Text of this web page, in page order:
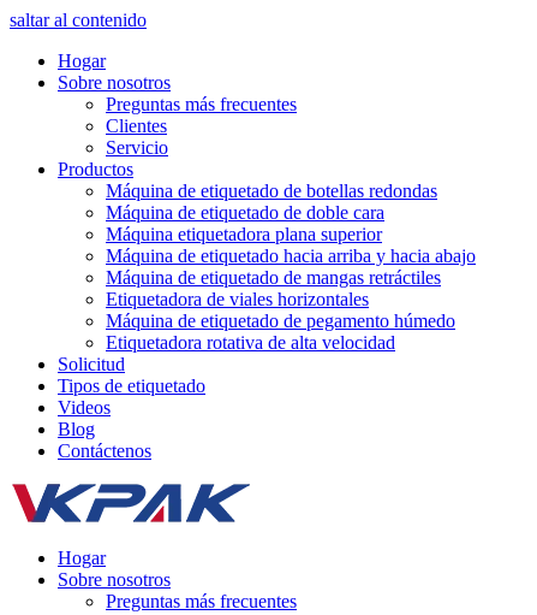
saltar al contenido
Hogar
Sobre nosotros
Preguntas más frecuentes
Clientes
Servicio
Productos
Máquina de etiquetado de botellas redondas
Máquina de etiquetado de doble cara
Máquina etiquetadora plana superior
Máquina de etiquetado hacia arriba y hacia abajo
Máquina de etiquetado de mangas retráctiles
Etiquetadora de viales horizontales
Máquina de etiquetado de pegamento húmedo
Etiquetadora rotativa de alta velocidad
Solicitud
Tipos de etiquetado
Videos
Blog
Contáctenos
Hogar
Sobre nosotros
Preguntas más frecuentes